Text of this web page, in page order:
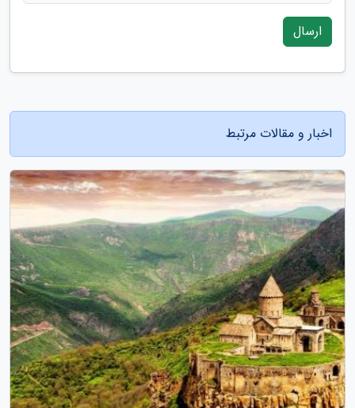
ارسال
اخبار و مقالات مرتبط